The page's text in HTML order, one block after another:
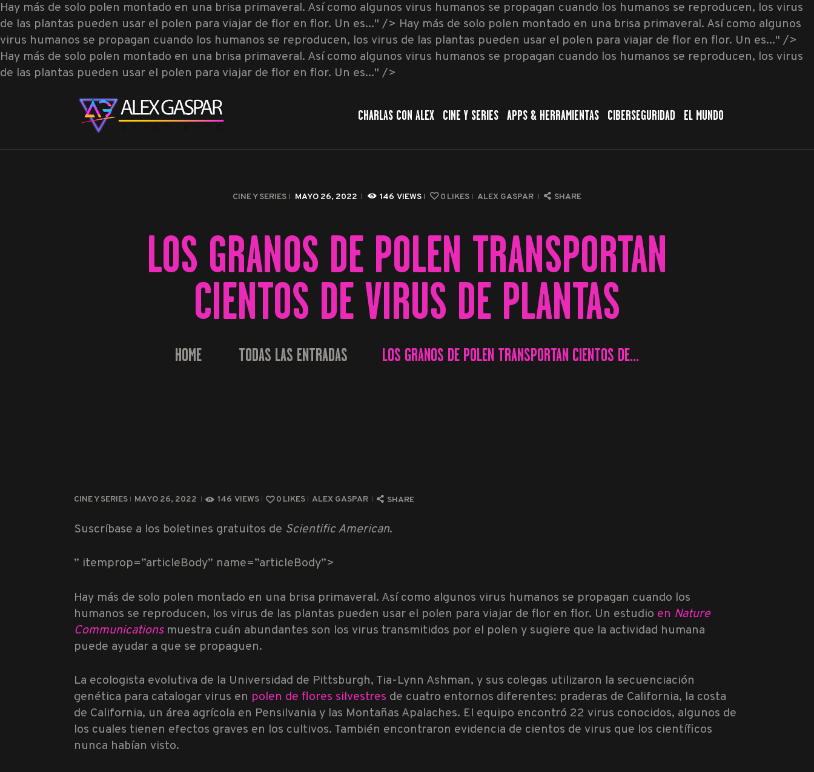
Hay más de solo polen montado en una brisa primaveral. Así como algunos virus humanos se propagan cuando los humanos se reproducen, los virus
de las plantas pueden usar el polen para viajar de flor en flor. Un es..." /> Hay más de solo polen montado en una brisa primaveral. Así como algunos
virus humanos se propagan cuando los humanos se reproducen, los virus de las plantas pueden usar el polen para viajar de flor en flor. Un es..." />
Hay más de solo polen montado en una brisa primaveral. Así como algunos virus humanos se propagan cuando los humanos se reproducen, los virus
de las plantas pueden usar el polen para viajar de flor en flor. Un es..." />
CHARLAS CON ALEX CINE Y SERIES APPS & HERRAMIENTAS CIBERSEGURIDAD EL MUNDO
CINE Y SERIES MAYO 26, 2022 146 VIEWS 0 LIKES ALEX GASPAR SHARE
LOS GRANOS DE POLEN TRANSPORTAN
CIENTOS DE VIRUS DE PLANTAS
HOME TODAS LAS ENTRADAS LOS GRANOS DE POLEN TRANSPORTAN CIENTOS DE...
CHARLAS CON ALEX
CINE Y SERIES
APPS & HERRAMIENTAS
CINE Y SERIES MAYO 26, 2022 146 VIEWS 0 LIKES ALEX GASPAR SHARE
Suscríbase a los boletines gratuitos de Scientific American.
” itemprop=”articleBody” name=”articleBody”>
Hay más de solo polen montado en una brisa primaveral. Así como algunos virus humanos se propagan cuando los
humanos se reproducen, los virus de las plantas pueden usar el polen para viajar de flor en flor. Un estudio en Nature
Communications muestra cuán abundantes son los virus transmitidos por el polen y sugiere que la actividad humana
puede ayudar a que se propaguen.
La ecologista evolutiva de la Universidad de Pittsburgh, Tia-Lynn Ashman, y sus colegas utilizaron la secuenciación
genética para catalogar virus en polen de flores silvestres de cuatro entornos diferentes: praderas de California, la costa
de California, un área agrícola en Pensilvania y las Montañas Apalaches. El equipo encontró 22 virus conocidos, algunos de
los cuales tienen efectos graves en los cultivos. También encontraron evidencia de cientos de virus que los científicos
nunca habían visto.